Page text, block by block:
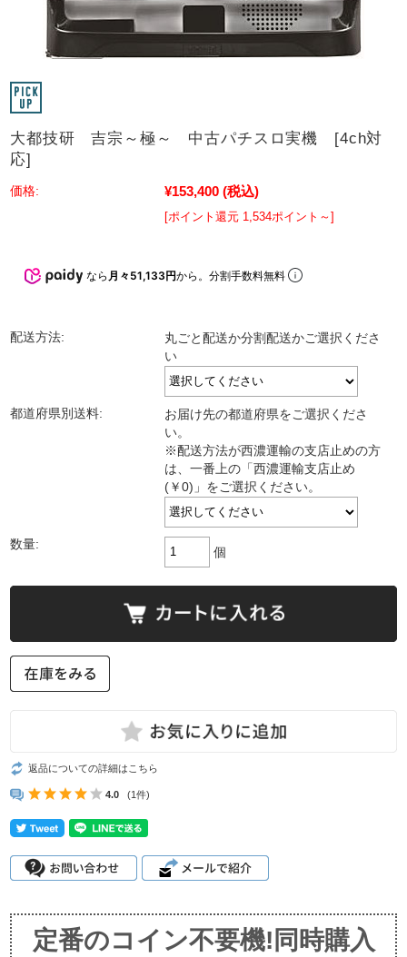
大都技研 吉宗～極～ 中古パチスロ実機 [4ch対
応]
価格: ¥153,400 (税込)
[ポイント還元 1,534ポイント～]
なら 月々51,133円から。分割手数料無料
配送方法:
丸ごと配送か分割配送かご選択くださ
い
都道府県別送料:
お届け先の都道府県をご選択くださ
い。
※配送方法が西濃運輸の支店止めの方
は、一番上の「西濃運輸支店止め
(￥0)」をご選択ください。
数量:
個
返品についての詳細はこちら
4.0 (1件)
定番のコイン不要機!同時購入